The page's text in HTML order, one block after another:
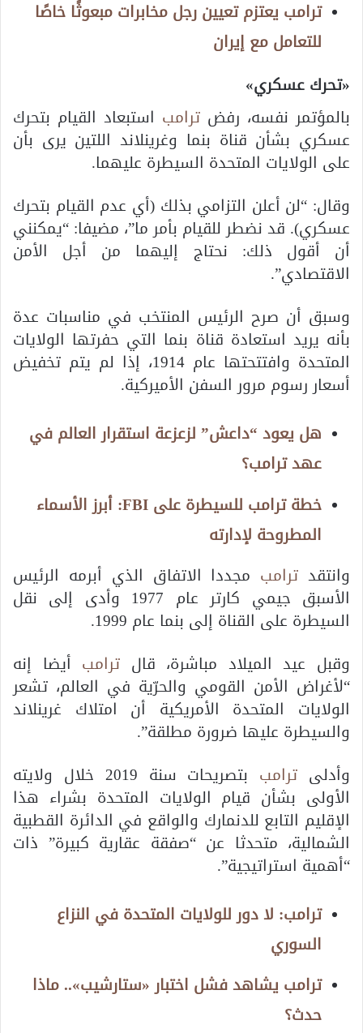
ترامب يعتزم تعيين رجل مخابرات مبعوثًا خاصًا
للتعامل مع إيران
«تحرك عسكري»
بالمؤتمر نفسه، رفض ترامب استبعاد القيام بتحرك
عسكري بشأن قناة بنما وغرينلاند اللتين يرى بأن
على الولايات المتحدة السيطرة عليهما.
وقال: “لن أعلن التزامي بذلك (أي عدم القيام بتحرك
عسكري). قد نضطر للقيام بأمر ما”، مضيفا: “يمكنني
أن أقول ذلك: نحتاج إليهما من أجل الأمن
الاقتصادي”.
وسبق أن صرح الرئيس المنتخب في مناسبات عدة
بأنه يريد استعادة قناة بنما التي حفرتها الولايات
المتحدة وافتتحتها عام 1914، إذا لم يتم تخفيض
أسعار رسوم مرور السفن الأميركية.
هل يعود “داعش” لزعزعة استقرار العالم في
عهد ترامب؟
خطة ترامب للسيطرة على FBI: أبرز الأسماء
المطروحة لإدارته
وانتقد ترامب مجددا الاتفاق الذي أبرمه الرئيس
الأسبق جيمي كارتر عام 1977 وأدى إلى نقل
السيطرة على القناة إلى بنما عام 1999.
وقبل عيد الميلاد مباشرة، قال ترامب أيضا إنه
“لأغراض الأمن القومي والحرّية في العالم، تشعر
الولايات المتحدة الأمريكية أن امتلاك غرينلاند
والسيطرة عليها ضرورة مطلقة”.
وأدلى ترامب
بتصريحات سنة 2019 خلال ولايته
الأولى بشأن قيام الولايات المتحدة بشراء هذا
الإقليم التابع للدنمارك والواقع في الدائرة القطبية
الشمالية، متحدثا عن “صفقة عقارية كبيرة” ذات
“أهمية استراتيجية”.
ترامب: لا دور للولايات المتحدة في النزاع
السوري
ترامب يشاهد فشل اختبار «ستارشيب».. ماذا
حدث؟